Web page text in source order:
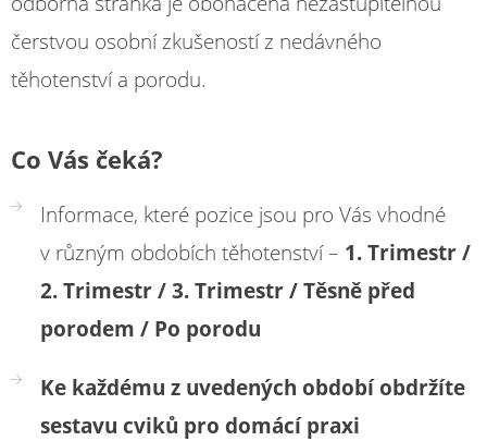
čerstvou osobní zkušeností z nedávného
těhotenství a porodu.
Co Vás čeká?
Informace, které pozice jsou pro Vás vhodné
v různým obdobích těhotenství – 1. Trimestr /
2. Trimestr / 3. Trimestr / Těsně před
porodem / Po porodu
Ke každému z uvedených období obdržíte
sestavu cviků pro domácí praxi